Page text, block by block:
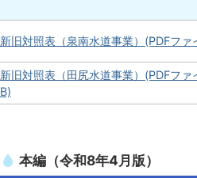
新旧対照表（泉南水道事業）(PDFファ
新旧対照表（田尻水道事業）(PDFフ
B)
本編（令和8年4月版）